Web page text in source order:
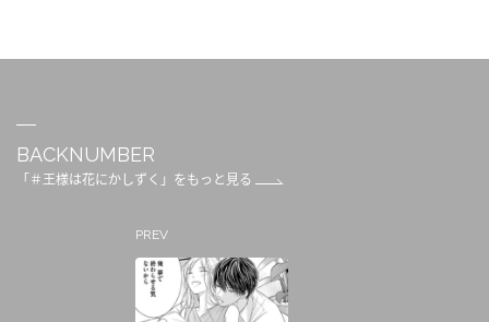
BACKNUMBER
「＃王様は花にかしずく」をもっと見る
PREV